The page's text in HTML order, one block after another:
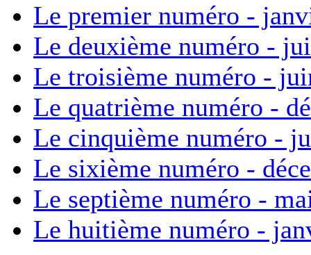
Le premier numéro -
Le deuxième numéro -
Le troisième numéro -
Le quatrième numéro -
Le cinquième numéro -
Le sixième numéro -
Le septième numéro -
Le huitième numéro -